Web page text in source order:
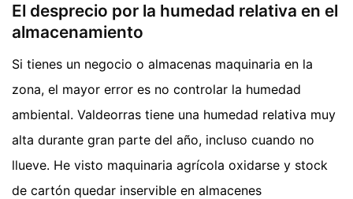
El desprecio por la humedad relativa en el
almacenamiento
Si tienes un negocio o almacenas maquinaria en la
zona, el mayor error es no controlar la humedad
ambiental. Valdeorras tiene una humedad relativa muy
alta durante gran parte del año, incluso cuando no
llueve. He visto maquinaria agrícola oxidarse y stock
de cartón quedar inservible en almacenes